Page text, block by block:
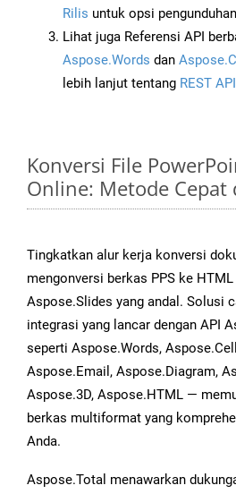
Rilis untuk opsi
Lihat juga Referensi API
Aspose.Words dan
lebih lanjut tentang REST API
Konversi File
Online: Metode Cepat
Tingkatkan alur kerja konversi
mengonversi berkas PPS ke
Aspose.Slides yang andal. Solusi
integrasi yang lancar dengan API
seperti Aspose.Words,
Aspose.Email, Aspose.Diagram,
Aspose.3D, Aspose.HTML —
berkas multiformat yang
Anda.
Aspose.Total menawarkan